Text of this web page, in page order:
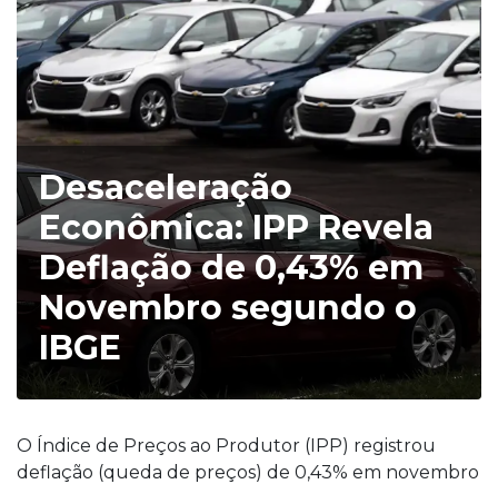
Desaceleração
Econômica: IPP Revela
Deflação de 0,43% em
Novembro segundo o
IBGE
O Índice de Preços ao Produtor (IPP) registrou
deflação (queda de preços) de 0,43% em novembro